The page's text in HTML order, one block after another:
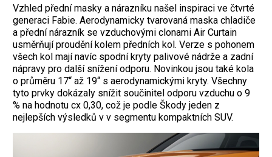
Vzhled přední masky a nárazníku našel inspiraci ve čtvrté
generaci Fabie. Aerodynamicky tvarovaná maska chladiče
a přední nárazník se vzduchovými clonami Air Curtain
usměrňují proudění kolem předních kol. Verze s pohonem
všech kol mají navíc spodní kryty palivové nádrže a zadní
nápravy pro další snížení odporu. Novinkou jsou také kola
o průměru 17“ až 19“ s aerodynamickými kryty. Všechny
tyto prvky dokázaly snížit součinitel odporu vzduchu o 9
% na hodnotu cx 0,30, což je podle Škody jeden z
nejlepších výsledků v v segmentu kompaktních SUV.